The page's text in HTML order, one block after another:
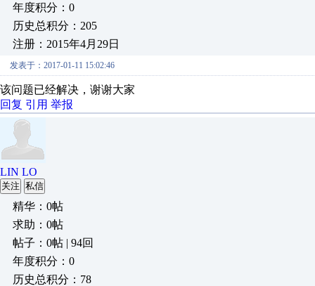
年度积分：0
历史总积分：205
注册：2015年4月29日
发表于：2017-01-11 15:02:46
该问题已经解决，谢谢大家
回复 引用 举报
LIN LO
关注 私信
精华：0帖
求助：0帖
帖子：0帖 | 94回
年度积分：0
历史总积分：78